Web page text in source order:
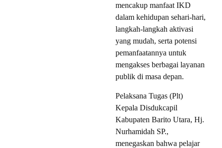
mencakup manfaat IKD
dalam kehidupan sehari-hari,
langkah-langkah aktivasi
yang mudah, serta potensi
pemanfaatannya untuk
mengakses berbagai layanan
publik di masa depan.
Pelaksana Tugas (Plt)
Kepala Disdukcapil
Kabupaten Barito Utara, Hj.
Nurhamidah SP.,
menegaskan bahwa pelajar